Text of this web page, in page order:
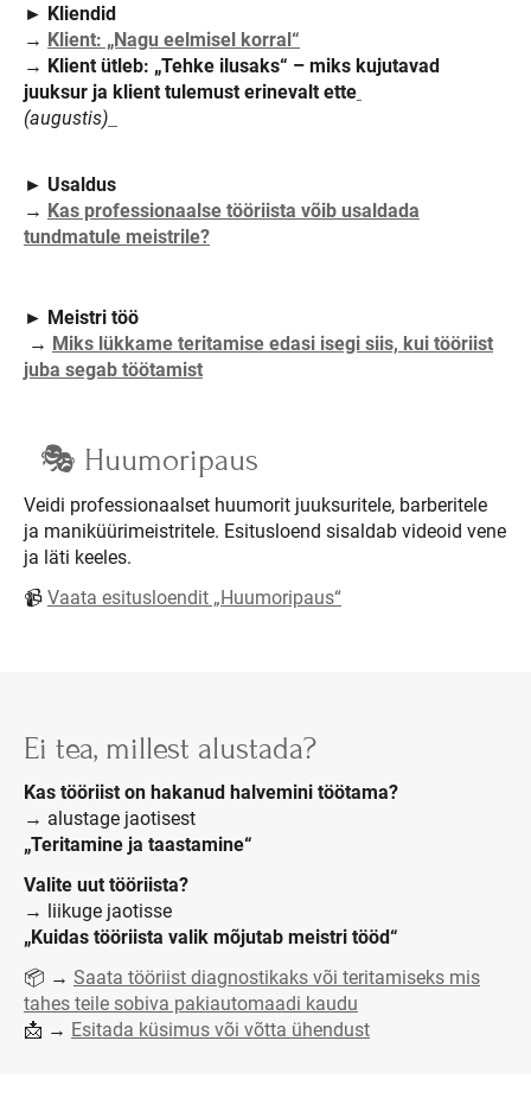
► Kliendid
→ Klient: „Nagu eelmisel korral“
→ Klient ütleb: „Tehke ilusaks“ – miks kujutavad
juuksur ja klient tulemust erinevalt ette
(augustis)
► Usaldus
→ Kas professionaalse tööriista võib usaldada
tundmatule meistrile?
► Meistri töö
→ Miks lükkame teritamise edasi isegi siis, kui tööriist
juba segab töötamist
🎭 Huumoripaus
Veidi professionaalset huumorit juuksuritele, barberitele
ja maniküürimeistritele. Esitusloend sisaldab videoid vene
ja läti keeles.
📹 Vaata esitusloendit „Huumoripaus“
Ei tea, millest alustada?
Kas tööriist on hakanud halvemini töötama?
→ alustage jaotisest
„Teritamine ja taastamine“
Valite uut tööriista?
→ liikuge jaotisse
„Kuidas tööriista valik mõjutab meistri tööd“
📦 → Saata tööriist diagnostikaks või teritamiseks mis
tahes teile sobiva pakiautomaadi kaudu
📩 → Esitada küsimus või võtta ühendust